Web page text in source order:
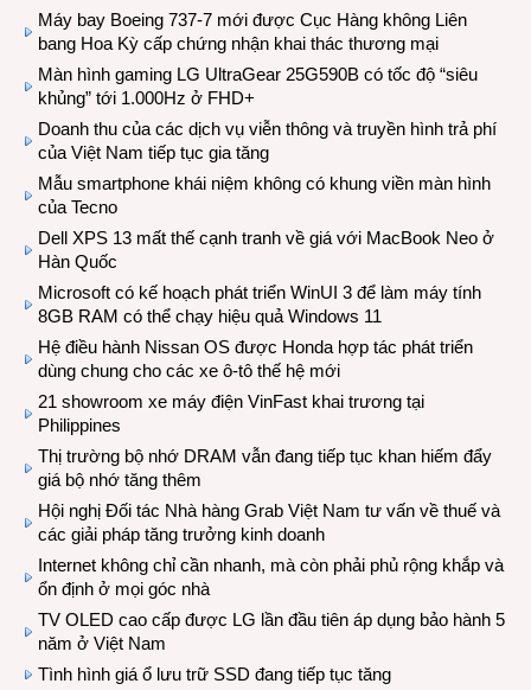
Máy bay Boeing 737-7 mới được Cục Hàng không Liên
bang Hoa Kỳ cấp chứng nhận khai thác thương mại
Màn hình gaming LG UltraGear 25G590B có tốc độ “siêu
khủng” tới 1.000Hz ở FHD+
Doanh thu của các dịch vụ viễn thông và truyền hình trả phí
của Việt Nam tiếp tục gia tăng
Mẫu smartphone khái niệm không có khung viền màn hình
của Tecno
Dell XPS 13 mất thế cạnh tranh về giá với MacBook Neo ở
Hàn Quốc
Microsoft có kế hoạch phát triển WinUI 3 để làm máy tính
8GB RAM có thể chạy hiệu quả Windows 11
Hệ điều hành Nissan OS được Honda hợp tác phát triển
dùng chung cho các xe ô-tô thế hệ mới
21 showroom xe máy điện VinFast khai trương tại
Philippines
Thị trường bộ nhớ DRAM vẫn đang tiếp tục khan hiếm đẩy
giá bộ nhớ tăng thêm
Hội nghị Đối tác Nhà hàng Grab Việt Nam tư vấn về thuế và
các giải pháp tăng trưởng kinh doanh
Internet không chỉ cần nhanh, mà còn phải phủ rộng khắp và
ổn định ở mọi góc nhà
TV OLED cao cấp được LG lần đầu tiên áp dụng bảo hành 5
năm ở Việt Nam
Tình hình giá ổ lưu trữ SSD đang tiếp tục tăng